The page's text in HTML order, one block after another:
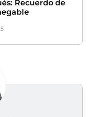
Recuerdo de